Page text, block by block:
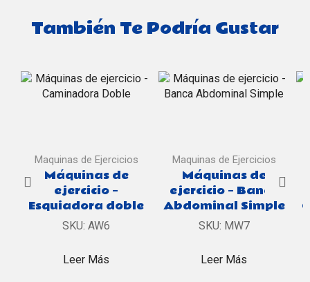
También Te Podría Gustar
Maquinas de Ejercicios
Máquinas de
ejercicio –
Esquiadora doble
SKU: AW6
Leer Más
Maquinas de Ejercicios
Máquinas de
ejercicio – Banca
Abdominal Simple
SKU: MW7
Leer Más